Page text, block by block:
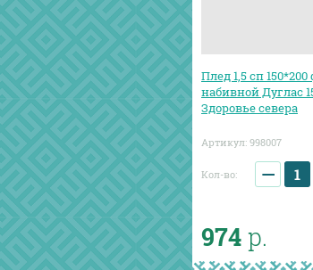
Плед 1,5 сп
набивной Дуглас
Здоровье севера
Артикул: 998007
Кол-во: −
974 р.